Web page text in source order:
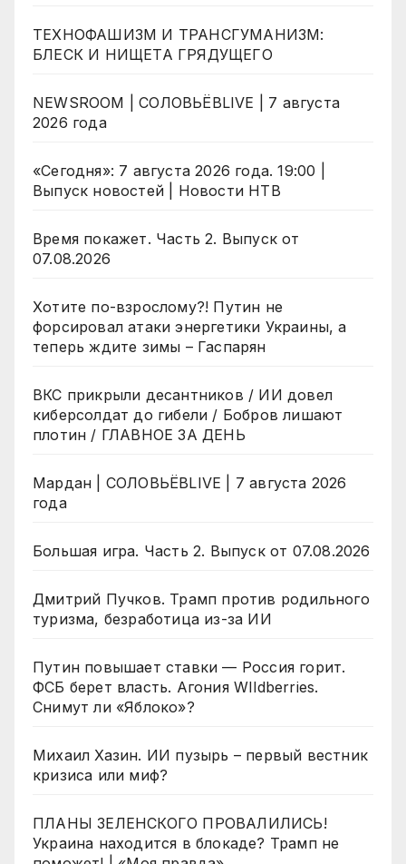
ТЕХНОФАШИЗМ И ТРАНСГУМАНИЗМ:
БЛЕСК И НИЩЕТА ГРЯДУЩЕГО
NEWSROOM | СОЛОВЬЁВLIVE | 7 августа
2026 года
«Сегодня»: 7 августа 2026 года. 19:00 |
Выпуск новостей | Новости НТВ
Время покажет. Часть 2. Выпуск от
07.08.2026
Хотите по-взрослому?! Путин не
форсировал атаки энергетики Украины, а
теперь ждите зимы – Гаспарян
ВКС прикрыли десантников / ИИ довел
киберсолдат до гибели / Бобров лишают
плотин / ГЛАВНОЕ ЗА ДЕНЬ
Мардан | СОЛОВЬЁВLIVE | 7 августа 2026
года
Большая игра. Часть 2. Выпуск от 07.08.2026
Дмитрий Пучков. Трамп против родильного
туризма, безработица из-за ИИ
Путин повышает ставки — Россия горит.
ФСБ берет власть. Агония WIldberries.
Снимут ли «Яблоко»?
Михаил Хазин. ИИ пузырь – первый вестник
кризиса или миф?
ПЛАНЫ ЗЕЛЕНСКОГО ПРОВАЛИЛИСЬ!
Украина находится в блокаде? Трамп не